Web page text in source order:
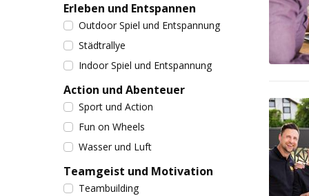
Erleben und Entspannen
Outdoor Spiel und Entspannung
Städtrallye
Indoor Spiel und Entspannung
Action und Abenteuer
Sport und Action
Fun on Wheels
Wasser und Luft
Teamgeist und Motivation
Teambuilding